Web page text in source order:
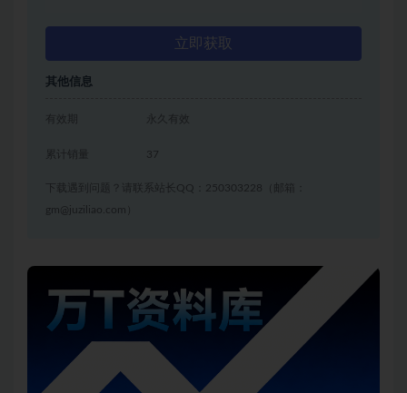
立即获取
其他信息
有效期 永久有效
累计销量 37
下载遇到问题？请联系站长QQ：250303228（邮箱：
gm@juziliao.com）